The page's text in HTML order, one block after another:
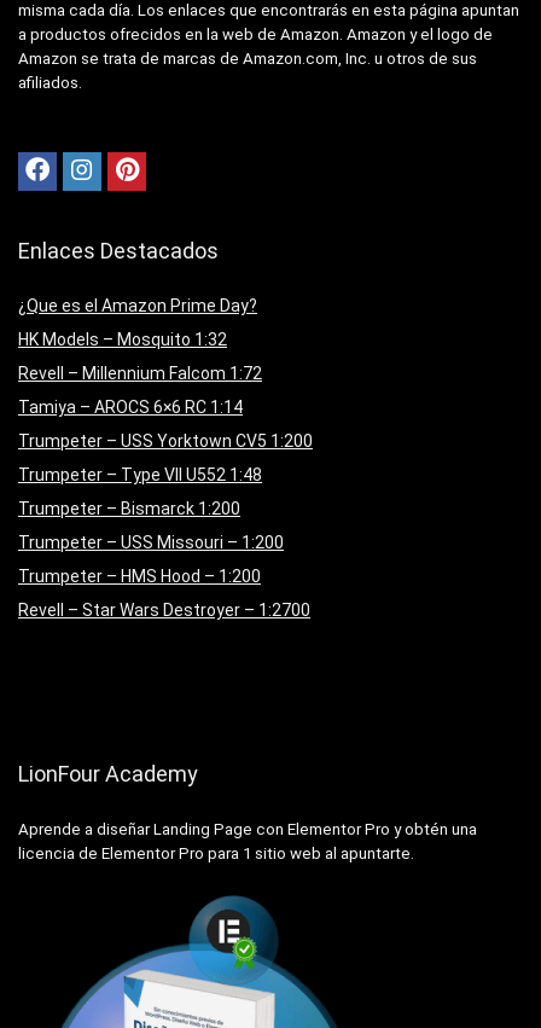
misma cada día. Los enlaces que encontrarás en esta página apuntan
a productos ofrecidos en la web de Amazon. Amazon y el logo de
Amazon se trata de marcas de Amazon.com, Inc. u otros de sus
afiliados.
Enlaces Destacados
¿Que es el Amazon Prime Day?
HK Models – Mosquito 1:32
Revell – Millennium Falcom 1:72
Tamiya – AROCS 6×6 RC 1:14
Trumpeter – USS Yorktown CV5 1:200
Trumpeter – Type VII U552 1:48
Trumpeter – Bismarck 1:200
Trumpeter – USS Missouri – 1:200
Trumpeter – HMS Hood – 1:200
Revell – Star Wars Destroyer – 1:2700
LionFour Academy
Aprende a diseñar Landing Page con Elementor Pro y obtén una
licencia de Elementor Pro para 1 sitio web al apuntarte.